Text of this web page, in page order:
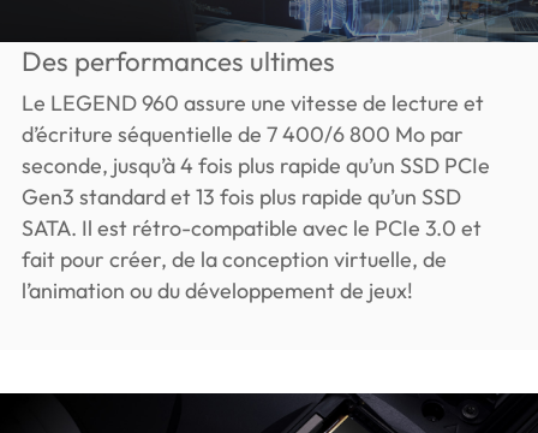
Des performances ultimes
Le LEGEND 960 assure une vitesse de lecture et
d’écriture séquentielle de 7 400/6 800 Mo par
seconde, jusqu’à 4 fois plus rapide qu’un SSD PCIe
Gen3 standard et 13 fois plus rapide qu’un SSD
SATA. Il est rétro-compatible avec le PCIe 3.0 et
fait pour créer, de la conception virtuelle, de
l’animation ou du développement de jeux!